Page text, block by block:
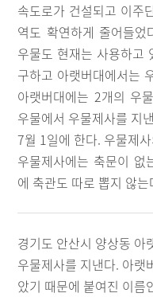
속도로가 건설되고 이주
역도 확연하게 줄어들
우물도 현재는 사용하고
구하고 아랫버대에서는
아랫버대에는 2개의 우
우물에서 우물제사를 지
7월 1일에 한다. 우물제
우물제사에는 축문이 없
에 축관도 따로 뽑지 않
경기도 안산시 양상동 아
우물제사를 지낸다. 아랫
았기 때문에 붙여진 이름